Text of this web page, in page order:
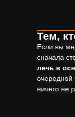
Тем,
Если вы
сначала
лечь в
очередной
ничего не